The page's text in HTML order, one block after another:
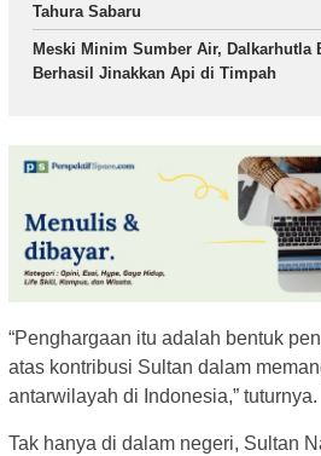
Tahura Sabaru
Meski Minim Sumber Air, Dalkarhutla
Berhasil Jinakkan Api di Timpah
“Penghargaan itu adalah bentuk
atas kontribusi Sultan dalam
antarwilayah di Indonesia,” tuturnya.
Tak hanya di dalam negeri, Sultan